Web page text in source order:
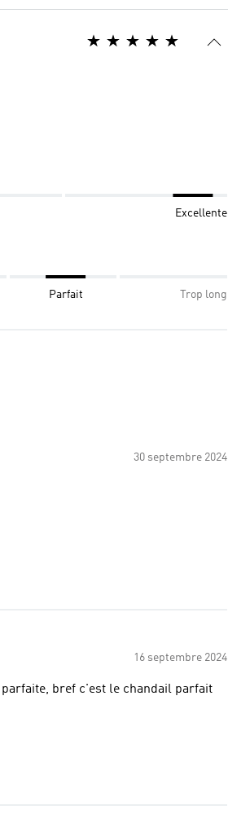
Excellente
Parfait Trop long
30 septembre 2024
16 septembre 2024
bref c'est le chandail parfait